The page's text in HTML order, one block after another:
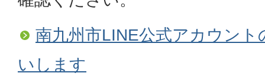
南九州市LINE公式アカウン
いします